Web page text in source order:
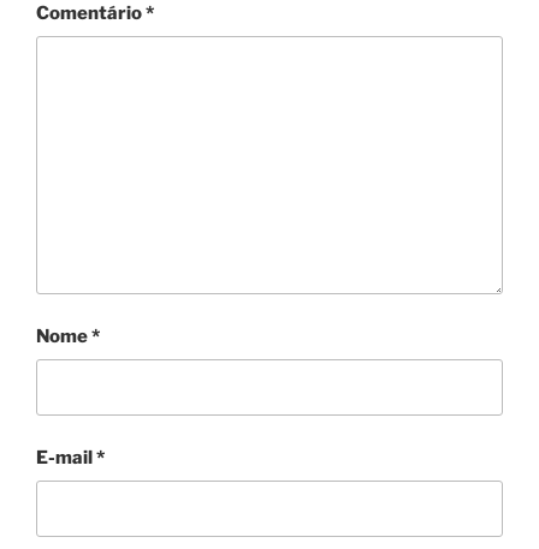
Comentário*
Nome*
E-mail*